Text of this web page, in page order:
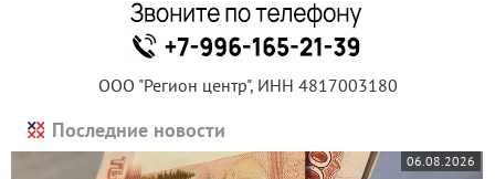
ООО "Регион центр", ИНН 4817003180
Последние новости
06.08.2026